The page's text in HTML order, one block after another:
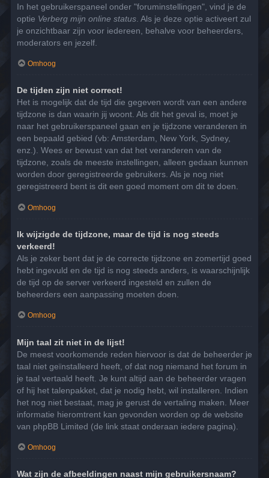
In het gebruikerspaneel onder "foruminstellingen", vind je de
optie Verberg mijn online status . Als je deze optie activeert zul
je onzichtbaar zijn voor iedereen, behalve voor beheerders,
moderators en jezelf.
Omhoog
De tijden zijn niet correct!
Het is mogelijk dat de tijd die gegeven wordt van een andere
tijdzone is dan waarin jij woont. Als dit het geval is, moet je
naar het gebruikerspaneel gaan en je tijdzone veranderen in
een bepaald gebied (vb: Amsterdam, New York, Sydney,
enz.). Wees er bewust van dat het veranderen van de
tijdzone, zoals de meeste instellingen, alleen gedaan kunnen
worden door geregistreerde gebruikers. Als je nog niet
geregistreerd bent is dit een goed moment om dit te doen.
Omhoog
Ik wijzigde de tijdzone, maar de tijd is nog steeds
verkeerd!
Als je zeker bent dat je de correcte tijdzone en zomertijd goed
hebt ingevuld en de tijd is nog steeds anders, is waarschijnlijk
de tijd op de server verkeerd ingesteld en zullen de
beheerders een aanpassing moeten doen.
Omhoog
Mijn taal zit niet in de lijst!
De meest voorkomende reden hiervoor is dat de beheerder je
taal niet geïnstalleerd heeft, of dat nog niemand het forum in
je taal vertaald heeft. Je kunt altijd aan de beheerder vragen
of hij het talenpakket, dat je nodig hebt, wil installeren. Indien
het nog niet bestaat, mag je gerust de vertaling maken. Meer
informatie hieromtrent kan gevonden worden op de website
van phpBB Limited (de link staat onderaan iedere pagina).
Omhoog
Wat zijn de afbeeldingen naast mijn gebruikersnaam?